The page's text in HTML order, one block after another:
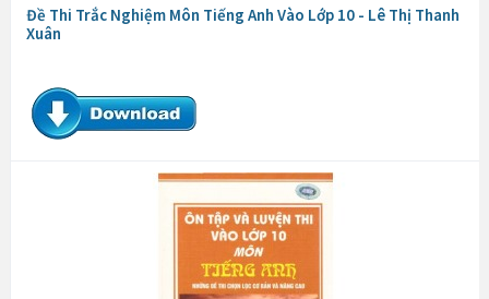
Đề Thi Trắc Nghiệm Môn Tiếng Anh Vào Lớp 10 - Lê Thị Thanh
Xuân